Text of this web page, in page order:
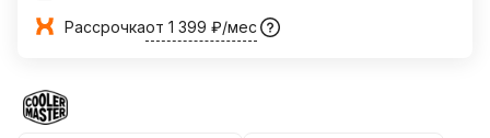
Рассрочкаот 1 399 ₽/мес